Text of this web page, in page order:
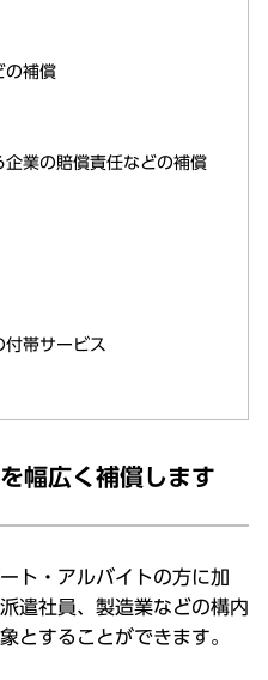
の補償
企業の賠償責任などの補償
付帯サービス
幅広く補償します
ト・アルバイトの方に加
遣社員、製造業などの構内
とすることができます。